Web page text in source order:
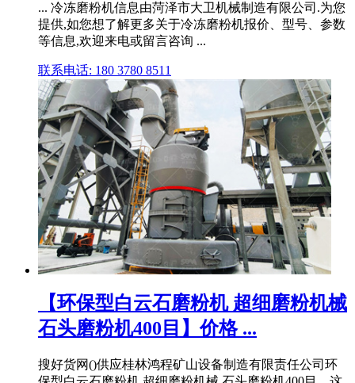
... 冷冻磨粉机信息由菏泽市大卫机械制造有限公司.为您
提供,如您想了解更多关于冷冻磨粉机报价、型号、参数
等信息,欢迎来电或留言咨询 ...
联系电话: 180 3780 8511
【环保型白云石磨粉机 超细磨粉机械
石头磨粉机400目】价格 ...
搜好货网()供应桂林鸿程矿山设备制造有限责任公司环